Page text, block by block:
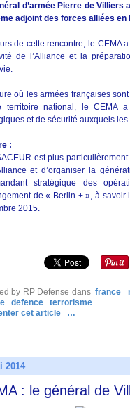
d’armée Pierre de
adjoint des forces alliées en
de cette rencontre, le CEMA
de l’Alliance et la
où les armées françaises
territoire national, le CEMA
et de sécurité auxquels
:
est plus
et d’organiser la
stratégique des
de « Berlin + », à
2015.
by RP Defense dans france
defence
terrorisme
cet article
…
2014
: le général de